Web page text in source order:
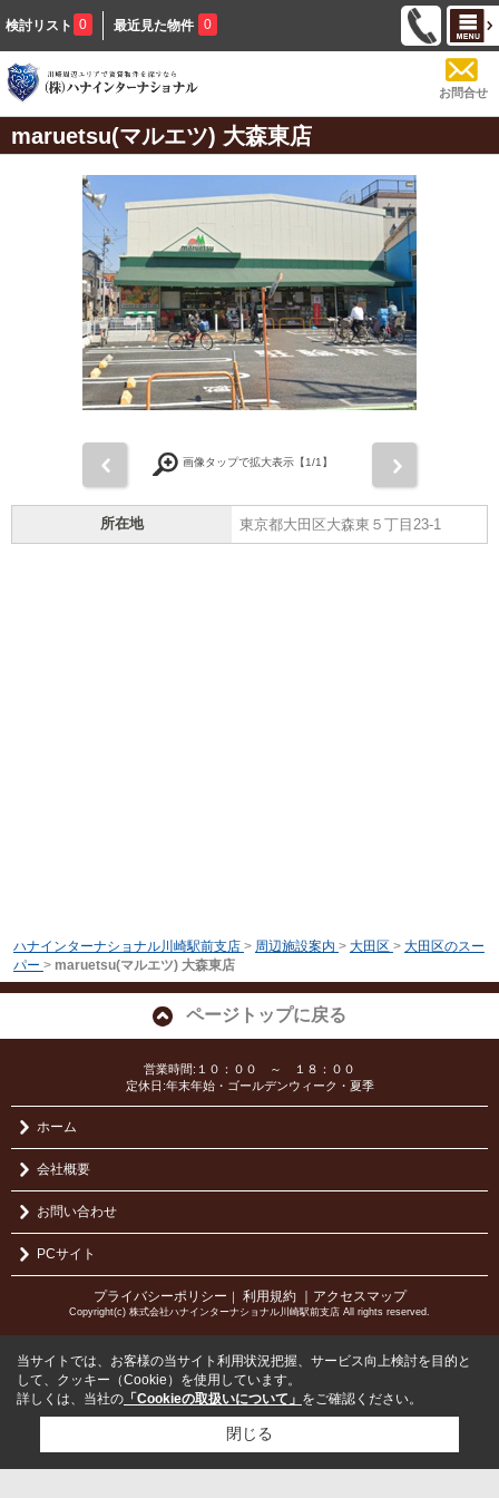
検討リスト 0 最近見た物件 0
お問合せ
maruetsu(マルエツ) 大森東店
画像タップで拡大表示【1/1】
所在地 東京都大田区大森東５丁目23-1
ハナインターナショナル川崎駅前支店 > 周辺施設案内 > 大田区 > 大田区のスー
パー > maruetsu(マルエツ) 大森東店
ページトップに戻る
営業時間:１０：００ ～ １８：００
定休日:年末年始・ゴールデンウィーク・夏季
ホーム
会社概要
お問い合わせ
PCサイト
プライバシーポリシー ｜ 利用規約 ｜アクセスマップ
Copyright(c) 株式会社ハナインターナショナル川崎駅前支店 All rights reserved.
当サイトでは、お客様の当サイト利用状況把握、サービス向上検討を目的と
して、クッキー（Cookie）を使用しています。
詳しくは、当社の 「Cookieの取扱いについて」 をご確認ください。
閉じる